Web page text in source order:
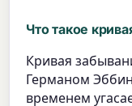
Что такое
Кривая
Германом
временем